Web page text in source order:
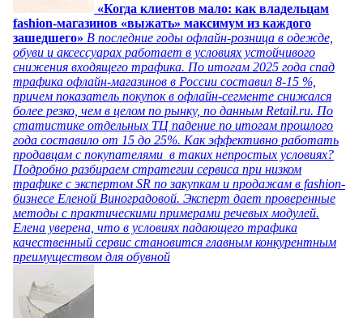
«Когда клиентов мало: как владельцам
fashion-магазинов «выжать» максимум из каждого
зашедшего» В последние годы офлайн-розница в одежде,
обуви и аксессуарах работает в условиях устойчивого
снижения входящего трафика. По итогам 2025 года спад
трафика офлайн-магазинов в России составил 8-15 %,
причем показатель покупок в офлайн-сегменте снижался
более резко, чем в целом по рынку, по данным Retail.ru. По
статистике отдельных ТЦ падение по итогам прошлого
года составило от 15 до 25%. Как эффективно работать
продавцам с покупателями в таких непростых условиях?
Подробно разбираем стратегии сервиса при низком
трафике с экспертом SR по закупкам и продажам в fashion-
бизнесе Еленой Виноградовой. Эксперт дает проверенные
методы с практическими примерами речевых модулей.
Елена уверена, что в условиях падающего трафика
качественный сервис становится главным конкурентным
преимуществом для обувной